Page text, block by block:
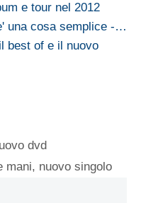
e tour nel 2012
una cosa semplice -…
best of e il nuovo
dvd
mani, nuovo singolo